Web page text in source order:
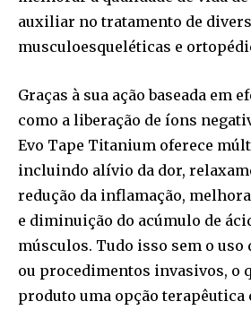
auxiliar no tratamento de
musculoesqueléticas e
Graças à sua ação baseada em
como a liberação de íons
Evo Tape Titanium oferece
incluindo alívio da dor,
redução da inflamação,
e diminuição do acúmulo de
músculos. Tudo isso sem o uso
ou procedimentos invasivos, o
produto uma opção